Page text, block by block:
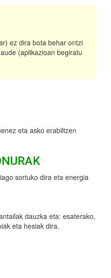
ez dira bota behar ontzi
(aplikazioan begiratu
eta asko erabiltzen
sortuko dira eta energia
dauzka eta: esaterako,
eta hesiak dira.